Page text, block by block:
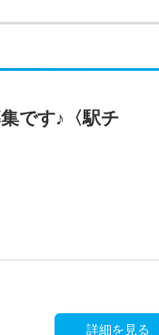
です♪〈駅チ
詳細を見る